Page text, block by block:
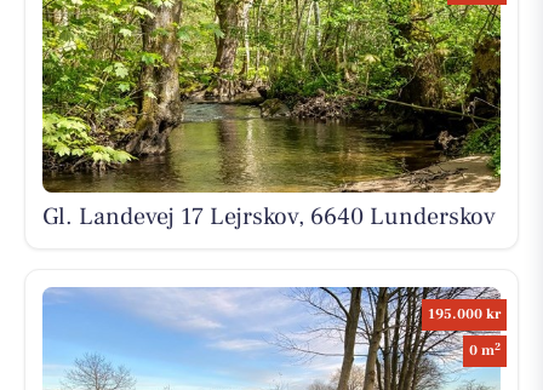
Gl. Landevej 17 Lejrskov, 6640 Lunderskov
195.000 kr
0 m2